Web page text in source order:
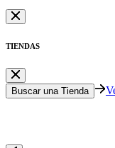
TIENDAS
Buscar una Tienda